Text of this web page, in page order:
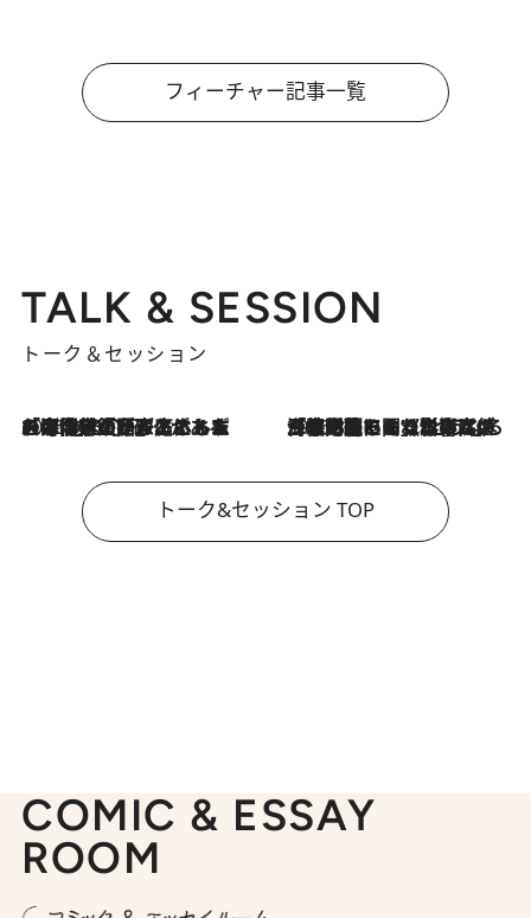
フィーチャー記事一覧
TALK & SESSION
トーク＆セッション
2026.8.3
「今後値上げがあるとすれば…」「リスクがあるのは今年の冬」エネルギー専門家が語る、ホルムズ海峡封鎖が家庭にもたらす“ある心配” 2026.8.3
「住宅建てられない…」「サーチャージ料の高値が続いている」ホルムズ海峡封鎖による影響はいつまで続く？《エネルギー専門家に聞く“どうなる日本の暮らし”》
トーク&セッション TOP
COMIC & ESSAY
ROOM